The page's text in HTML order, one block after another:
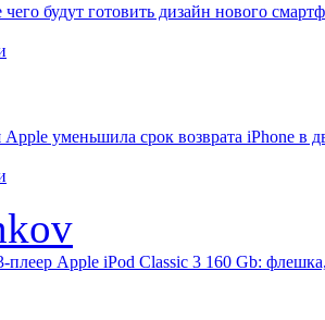
будут готовить дизайн нового
уменьшила срок возврата iPhone в
плеер Apple iPod Classic 3 160 Gb: